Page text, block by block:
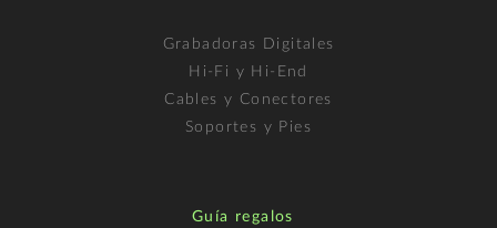
Grabadoras Digitales
Hi-Fi y Hi-End
Cables y Conectores
Soportes y Pies
Guía regalos